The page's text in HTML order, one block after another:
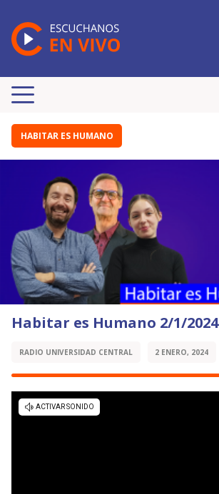
HABITAR ES HUMANO
Habitar es Humano 2/1/2024
RADIO UNIVERSIDAD CENTRAL 2 ENERO, 2024